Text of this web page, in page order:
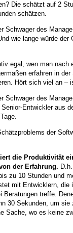
Die schätzt auf 2
schätzen.
Schwager des
wie lange würde
egal, wen man nach
erfahren in
Hört sich viel an –
Schwager des
Entwickler aus
der
die Produktivität
der Erfahrung.
zu 10 Stunden und
mit Entwicklern, die
Beratungen treffe.
30 Sekunden, um
Sache, wo es keine